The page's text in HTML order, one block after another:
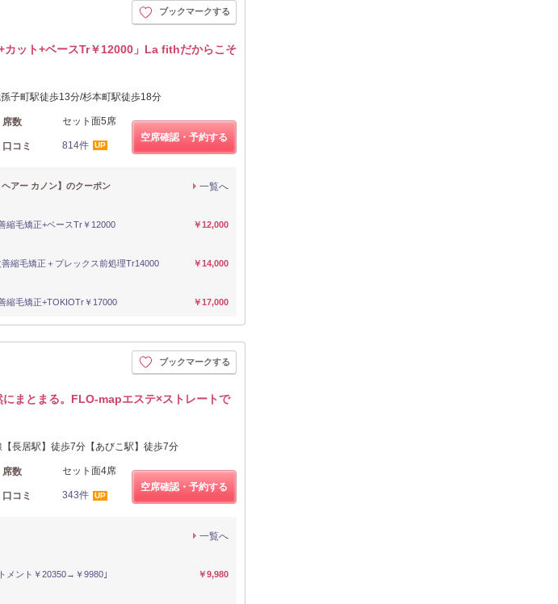
ブックマークする
カット+ベースTr￥12000」La fithだからこそ
子町駅徒歩13分/杉本町駅徒歩18分
席数 セット面5席
口コミ 814件 UP
空席確認・予約する
アー カノン】のクーポン 一覧へ
縮毛矯正+ベースTr￥12000 ￥12,000
縮毛矯正＋プレックス前処理Tr14000 ￥14,000
縮毛矯正+TOKIOTr￥17000 ￥17,000
ブックマークする
まとまる。FLO-mapエステ×ストレートで
長居駅】徒歩7分【あびこ駅】徒歩7分
席数 セット面4席
口コミ 343件 UP
空席確認・予約する
一覧へ
メント￥20350→￥9980｣ ￥9,980